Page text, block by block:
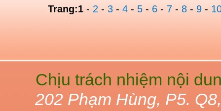
Trang:1 - 2 - 3 - 4 - 5 - 6 - 7 - 8 - 9 -
Chịu trách nhiệm nội
202 Phạm Hùng, P5.